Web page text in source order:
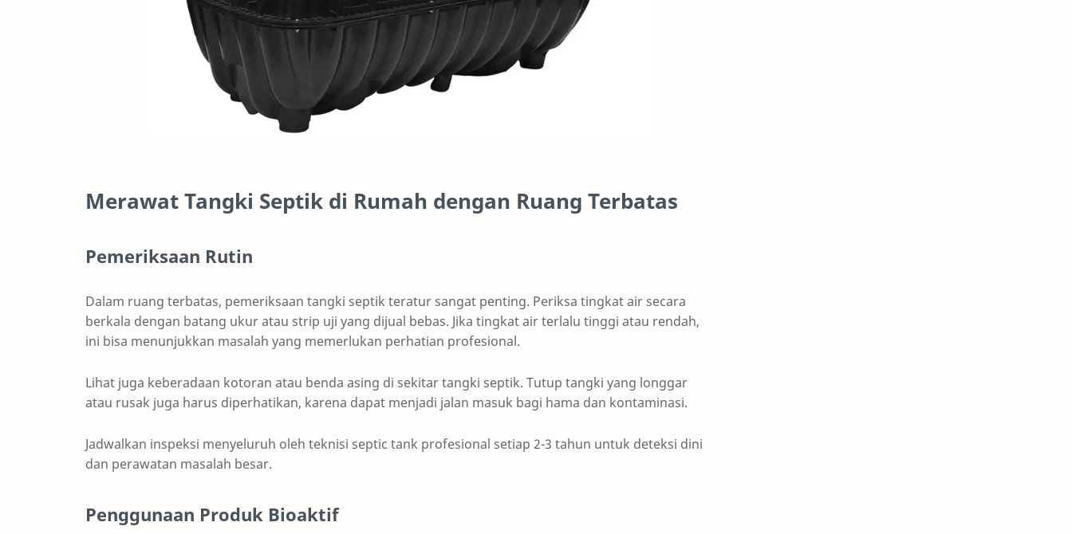
Merawat Tangki Septik di Rumah dengan Ruang Terbatas
Pemeriksaan Rutin
Dalam ruang terbatas, pemeriksaan tangki septik teratur sangat penting. Periksa tingkat air secara
berkala dengan batang ukur atau strip uji yang dijual bebas. Jika tingkat air terlalu tinggi atau rendah,
ini bisa menunjukkan masalah yang memerlukan perhatian profesional.
Lihat juga keberadaan kotoran atau benda asing di sekitar tangki septik. Tutup tangki yang longgar
atau rusak juga harus diperhatikan, karena dapat menjadi jalan masuk bagi hama dan kontaminasi.
Jadwalkan inspeksi menyeluruh oleh teknisi septic tank profesional setiap 2-3 tahun untuk deteksi dini
dan perawatan masalah besar.
Penggunaan Produk Bioaktif